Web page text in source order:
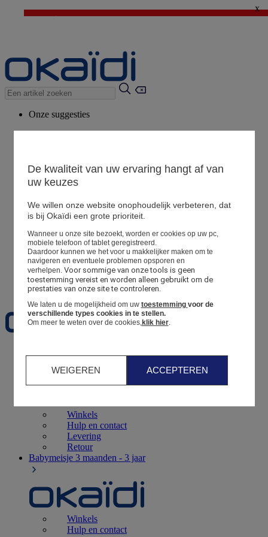
⚡LAST DAYS : Alles aan -50%* vanaf 2 aangekochte artikelen>
x
Onze suggesties
Bekijk alle artikelen
Winkel
Mijn informatie
Een bestelling volgen
Mandje
Favorieten
Geboorte0 - 12 maanden
Winkels
Hulp en contact
Levering
Retour
Babymeisje 3 maanden - 3 jaar
Winkels
Hulp en contact
De kwaliteit van uw ervaring hangt af van
uw keuzes
We willen onze website onophoudelijk verbeteren, dat
is bij Okaïdi een grote prioriteit.
Wanneer u onze site bezoekt, worden er cookies op uw pc,
mobiele telefoon of tablet geregistreerd.
Daardoor kunnen we het voor u makkelijker maken om te
navigeren en eventuele problemen opsporen en
verhelpen. Voor sommige van onze tools is geen
toestemming vereist en worden alleen gebruikt om de
prestaties van onze site te controleren.
We laten u de mogelijkheid om uw toestemming voor de
verschillende types cookies in te stellen.
Om meer te weten over de cookies,klik hier.
WEIGEREN ACCEPTEREN